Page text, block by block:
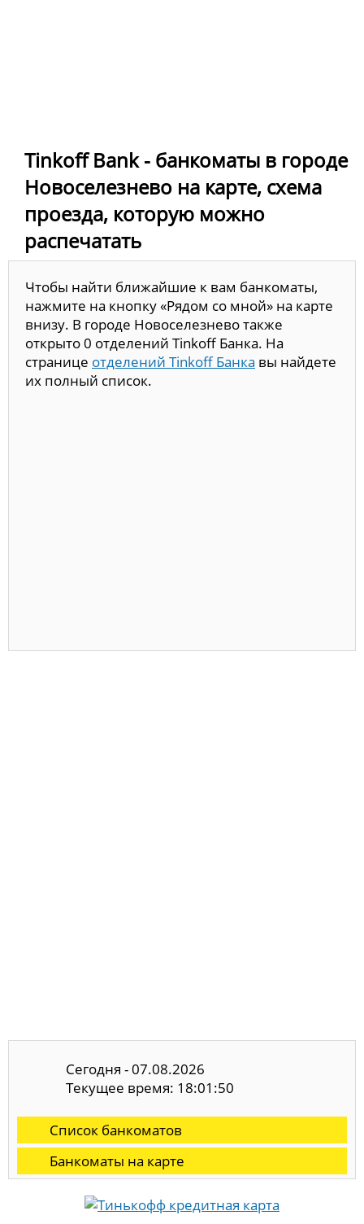
Tinkoff Bank - банкоматы в городе
Новоселезнево на карте, схема
проезда, которую можно
распечатать
Чтобы найти ближайшие к вам банкоматы,
нажмите на кнопку «Рядом со мной» на карте
внизу. В городе Новоселезнево также
открыто 0 отделений Tinkoff Банка. На
странице отделений Tinkoff Банка вы найдете
их полный список.
Сегодня - 07.08.2026
Текущее время: 18:01:50
Список банкоматов
Банкоматы на карте